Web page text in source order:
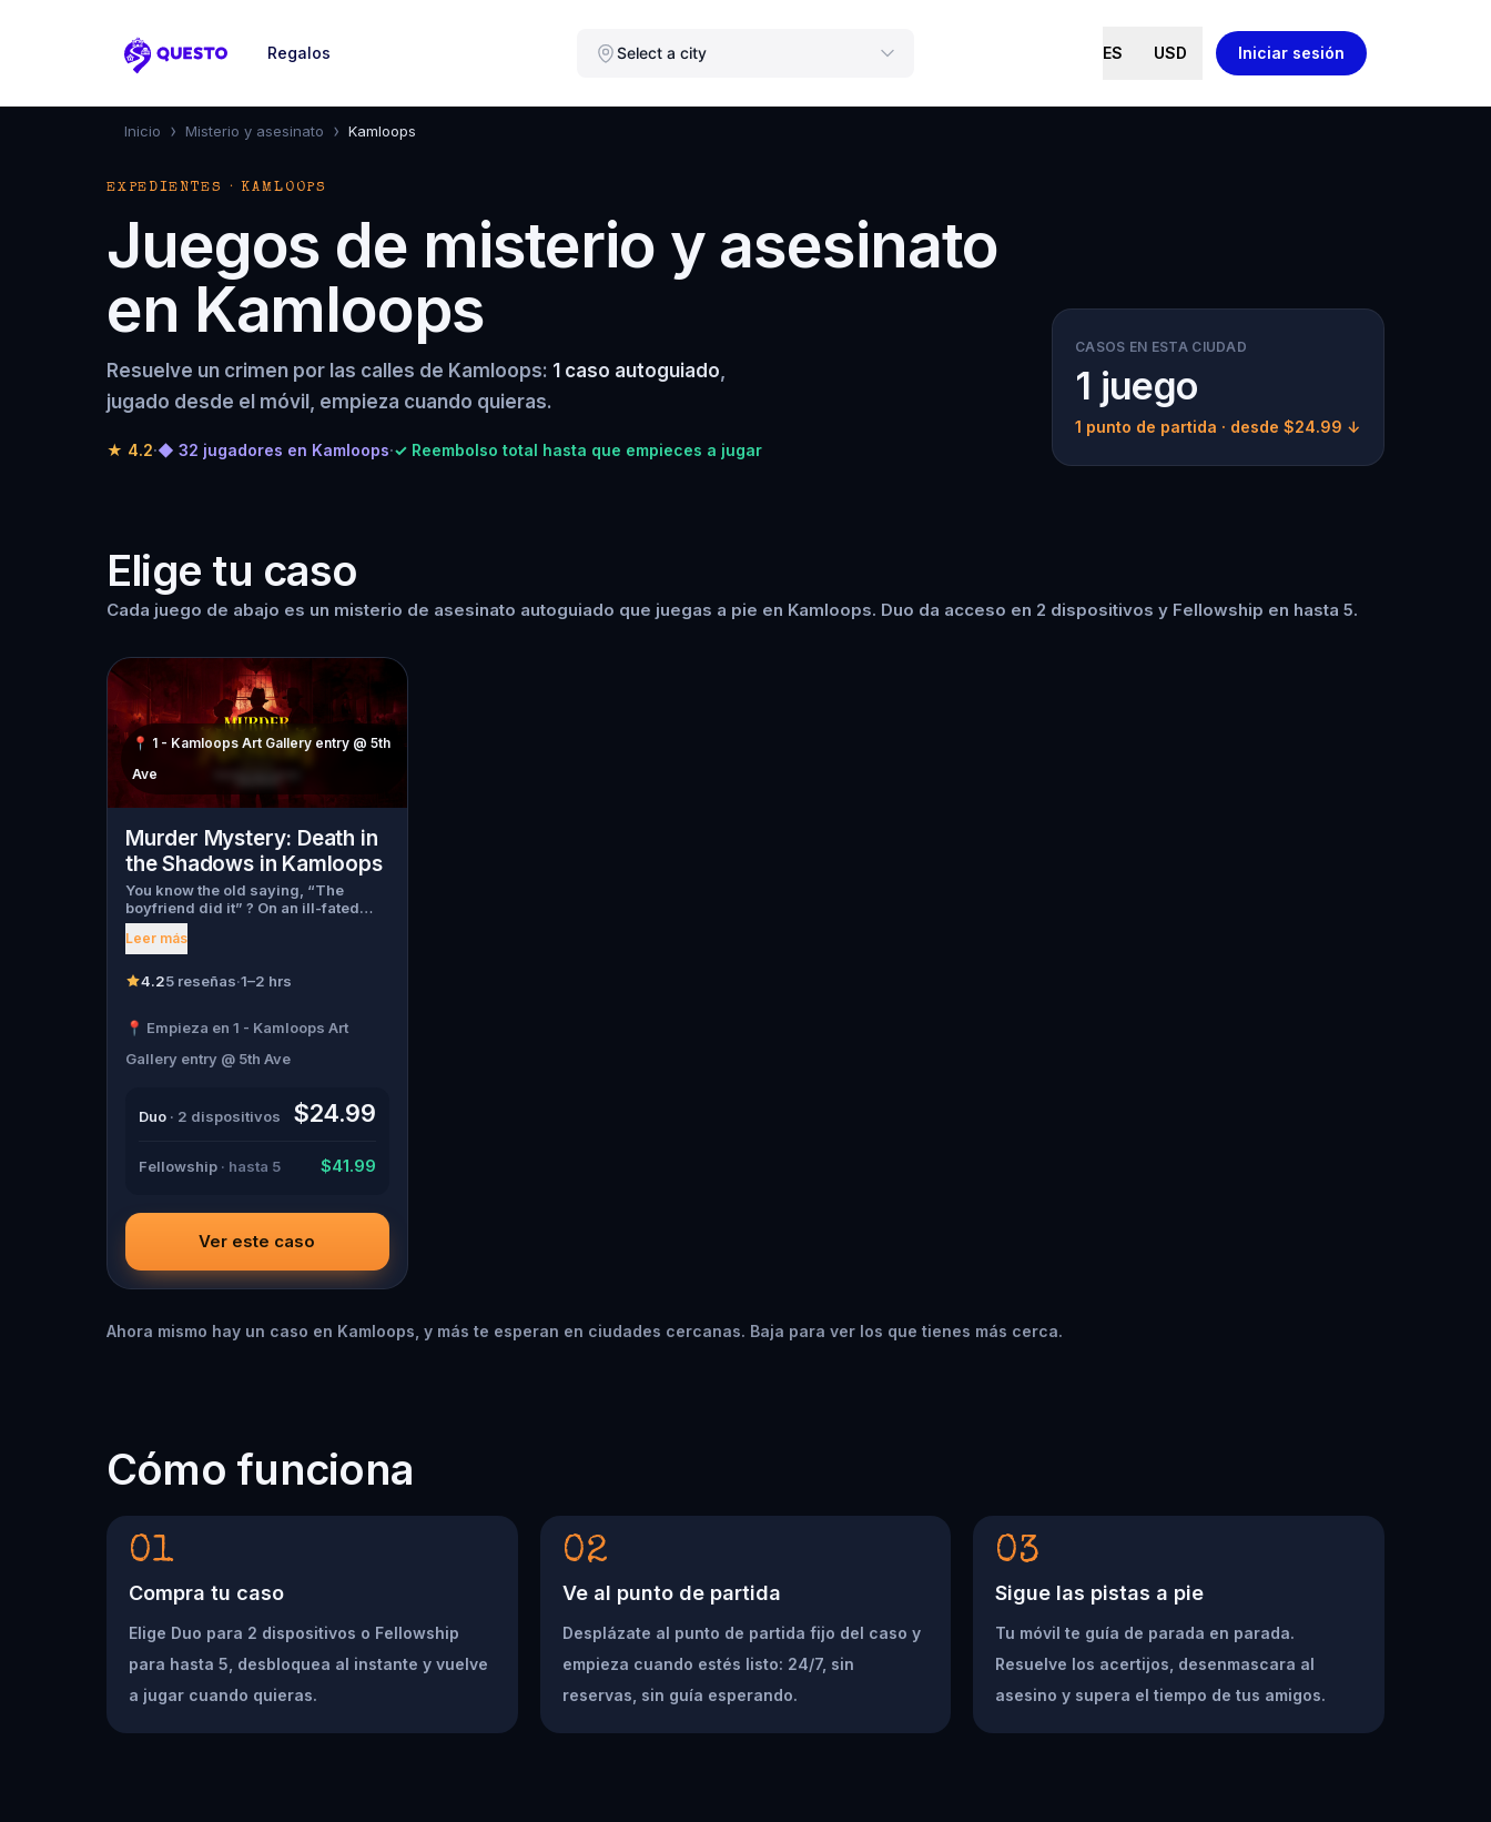
Questo
Select a city
Regalos ES USD Iniciar sesión
Inicio › Misterio y asesinato › Kamloops
EXPEDIENTES · KAMLOOPS
Juegos de misterio y asesinato
en Kamloops
Resuelve un crimen por las calles de Kamloops: 1 caso autoguiado,
jugado desde el móvil, empieza cuando quieras.
★ 4.2·◆ 32 jugadores en Kamloops·✓ Reembolso total hasta que empieces a jugar
CASOS EN ESTA CIUDAD
1 juego
1 punto de partida · desde $24.99 ↓
Elige tu caso
Cada juego de abajo es un misterio de asesinato autoguiado que juegas a pie en Kamloops. Duo da acceso en 2 dispositivos y Fellowship en hasta 5.
📍 1 - Kamloops Art Gallery entry @ 5th
Ave
Murder Mystery: Death in
the Shadows in Kamloops
You know the old saying, “The
boyfriend did it” ? On an ill-fated
night, love goes terribly wrong for
Bella Wanderlust and Walter Bridges
found dead during a ghost tour led
truth. Was it Walter, the obsessed
guide with a flair for the dramatic?
shadows? 🔎 Gather clues,
interrogate suspects, and expose
again. Make sure to have your pen
and paper ready to jot down all the
Leer más
4.25 reseñas·1–2 hrs
📍 Empieza en 1 - Kamloops Art
Gallery entry @ 5th Ave
Duo · 2 dispositivos $24.99
Fellowship · hasta 5 $41.99
Ver este caso
Ahora mismo hay un caso en Kamloops, y más te esperan en ciudades cercanas. Baja para ver los que tienes más cerca.
Cómo funciona
01
Compra tu caso
Elige Duo para 2 dispositivos o Fellowship
para hasta 5, desbloquea al instante y vuelve
a jugar cuando quieras.
02
Ve al punto de partida
Desplázate al punto de partida fijo del caso y
empieza cuando estés listo: 24/7, sin
reservas, sin guía esperando.
03
Sigue las pistas a pie
Tu móvil te guía de parada en parada.
Resuelve los acertijos, desenmascara al
asesino y supera el tiempo de tus amigos.